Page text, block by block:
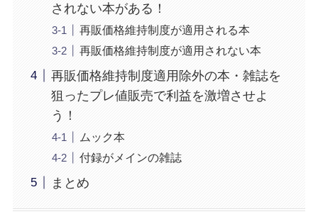
されない本がある！
再販価格維持制度が適用される本
再販価格維持制度が適用されない本
再販価格維持制度適用除外の本・雑誌を
狙ったプレ値販売で利益を激増させよ
う！
ムック本
付録がメインの雑誌
まとめ